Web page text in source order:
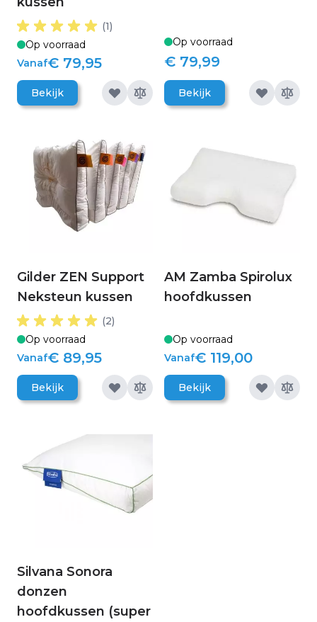
(1)
Op voorraad
Vanaf€ 79,95
Bekijk
Op voorraad
€ 79,99
Bekijk
Gilder ZEN Support
Neksteun kussen
(2)
Op voorraad
Vanaf€ 89,95
Bekijk
AM Zamba Spirolux
hoofdkussen
Op voorraad
Vanaf€ 119,00
Bekijk
Silvana Sonora
donzen
hoofdkussen (super